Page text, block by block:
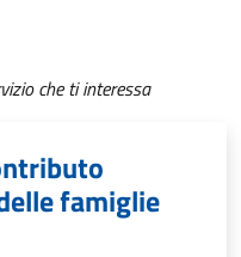
che ti interessa
famiglie